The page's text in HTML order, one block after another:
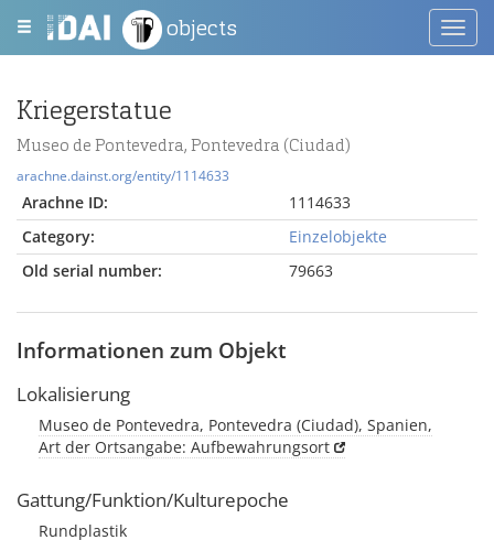
objects
Kriegerstatue
Museo de Pontevedra, Pontevedra (Ciudad)
arachne.dainst.org/entity/1114633
Arachne ID:
1114633
Category:
Einzelobjekte
Old serial number:
79663
Informationen zum Objekt
Lokalisierung
Museo de Pontevedra, Pontevedra (Ciudad), Spanien,
Art der Ortsangabe: Aufbewahrungsort
Gattung/Funktion/Kulturepoche
Rundplastik